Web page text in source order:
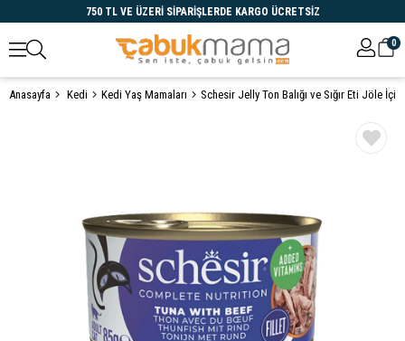
750 TL VE ÜZERİ SİPARİŞLERDE KARGO ÜCRETSİZ
0
Anasayfa Kedi Kedi Yaş MamalarıÖne Çıkanlar